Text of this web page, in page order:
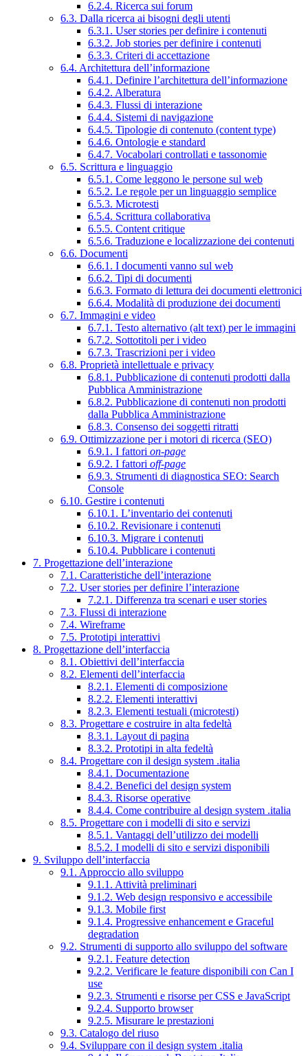
6.2.4. Ricerca sui forum
6.3. Dalla ricerca ai bisogni degli utenti
6.3.1. User stories per definire i contenuti
6.3.2. Job stories per definire i contenuti
6.3.3. Criteri di accettazione
6.4. Architettura dell’informazione
6.4.1. Definire l’architettura dell’informazione
6.4.2. Alberatura
6.4.3. Flussi di interazione
6.4.4. Sistemi di navigazione
6.4.5. Tipologie di contenuto (content type)
6.4.6. Ontologie e standard
6.4.7. Vocabolari controllati e tassonomie
6.5. Scrittura e linguaggio
6.5.1. Come leggono le persone sul web
6.5.2. Le regole per un linguaggio semplice
6.5.3. Microtesti
6.5.4. Scrittura collaborativa
6.5.5. Content critique
6.5.6. Traduzione e localizzazione dei contenuti
6.6. Documenti
6.6.1. I documenti vanno sul web
6.6.2. Tipi di documenti
6.6.3. Formato di lettura dei documenti elettronici
6.6.4. Modalità di produzione dei documenti
6.7. Immagini e video
6.7.1. Testo alternativo (alt text) per le immagini
6.7.2. Sottotitoli per i video
6.7.3. Trascrizioni per i video
6.8. Proprietà intellettuale e privacy
6.8.1. Pubblicazione di contenuti prodotti dalla
Pubblica Amministrazione
6.8.2. Pubblicazione di contenuti non prodotti
dalla Pubblica Amministrazione
6.8.3. Consenso dei soggetti ritratti
6.9. Ottimizzazione per i motori di ricerca (SEO)
6.9.1. I fattori on-page
6.9.2. I fattori off-page
6.9.3. Strumenti di diagnostica SEO: Search
Console
6.10. Gestire i contenuti
6.10.1. L’inventario dei contenuti
6.10.2. Revisionare i contenuti
6.10.3. Migrare i contenuti
6.10.4. Pubblicare i contenuti
7. Progettazione dell’interazione
7.1. Caratteristiche dell’interazione
7.2. User stories per definire l’interazione
7.2.1. Differenza tra scenari e user stories
7.3. Flussi di interazione
7.4. Wireframe
7.5. Prototipi interattivi
8. Progettazione dell’interfaccia
8.1. Obiettivi dell’interfaccia
8.2. Elementi dell’interfaccia
8.2.1. Elementi di composizione
8.2.2. Elementi interattivi
8.2.3. Elementi testuali (microtesti)
8.3. Progettare e costruire in alta fedeltà
8.3.1. Layout di pagina
8.3.2. Prototipi in alta fedeltà
8.4. Progettare con il design system .italia
8.4.1. Documentazione
8.4.2. Benefici del design system
8.4.3. Risorse operative
8.4.4. Come contribuire al design system .italia
8.5. Progettare con i modelli di sito e servizi
8.5.1. Vantaggi dell’utilizzo dei modelli
8.5.2. I modelli di sito e servizi disponibili
9. Sviluppo dell’interfaccia
9.1. Approccio allo sviluppo
9.1.1. Attività preliminari
9.1.2. Web design responsivo e accessibile
9.1.3. Mobile first
9.1.4. Progressive enhancement e Graceful
degradation
9.2. Strumenti di supporto allo sviluppo del software
9.2.1. Feature detection
9.2.2. Verificare le feature disponibili con Can I
use
9.2.3. Strumenti e risorse per CSS e JavaScript
9.2.4. Supporto browser
9.2.5. Misurare le prestazioni
9.3. Catalogo del riuso
9.4. Sviluppare con il design system .italia